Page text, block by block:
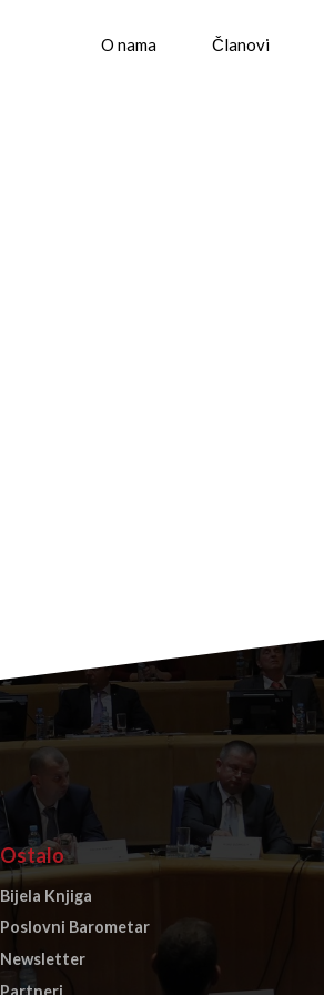
O nama Članovi
Ostalo
Bijela Knjiga
Poslovni Barometar
Newsletter
Partneri